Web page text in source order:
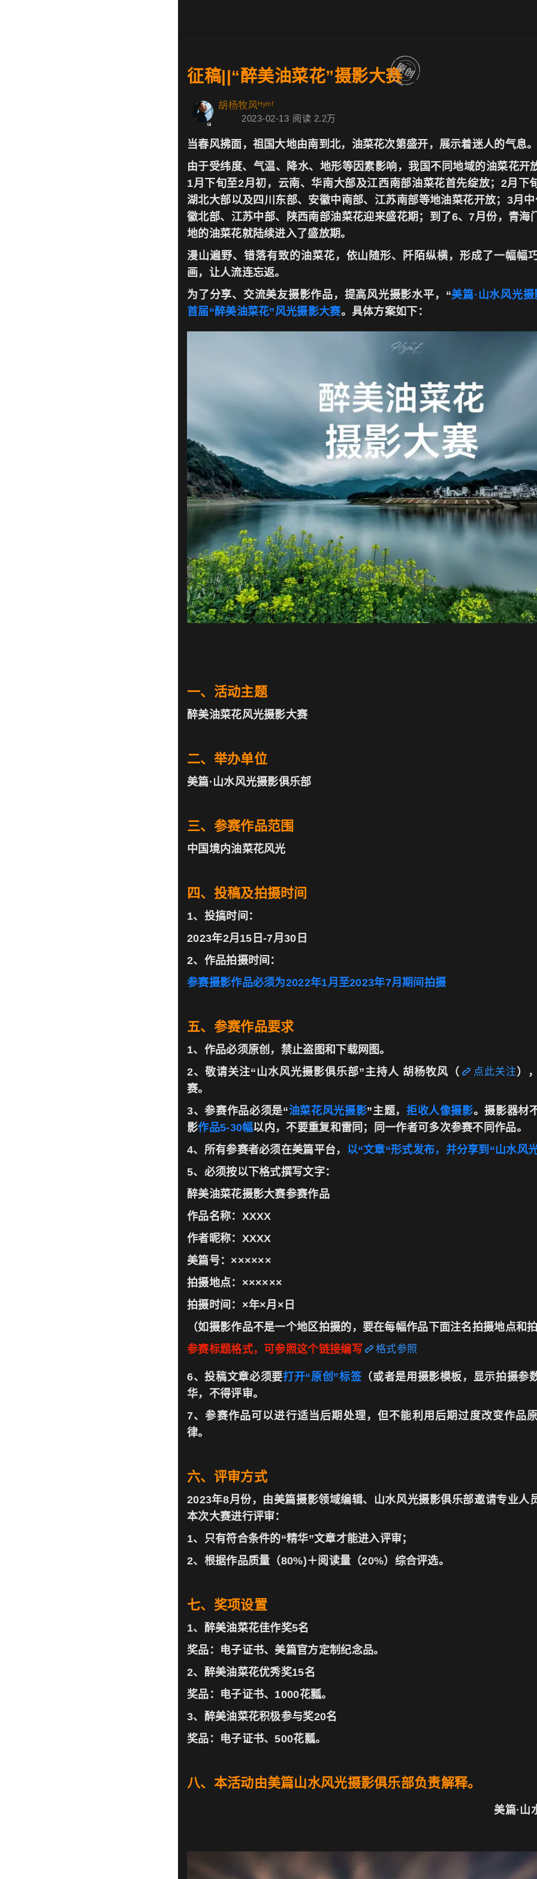
征稿||“醉美油菜花”摄影大赛
胡杨牧风ᴴʸᵐᶠ
2023-02-13 阅读 2.2万
当春风拂面，祖国大地由南到北，油菜花次第盛开，展示着迷人的气息。
由于受纬度、气温、降水、地形等因素影响，我国不同地域的油菜花开
1月下旬至2月初，云南、华南大部及江西南部油菜花首先绽放；2月下
湖北大部以及四川东部、安徽中南部、江苏南部等地油菜花开放；3月
徽北部、江苏中部、陕西南部油菜花迎来盛花期；到了6、7月份，青海
地的油菜花就陆续进入了盛放期。
漫山遍野、错落有致的油菜花，依山随形、阡陌纵横，形成了一幅幅
画，让人流连忘返。
为了分享、交流美友摄影作品，提高风光摄影水平，“美篇·山水风光
首届“醉美油菜花”风光摄影大赛。具体方案如下：
一、活动主题
醉美油菜花风光摄影大赛
二、举办单位
美篇·山水风光摄影俱乐部
三、参赛作品范围
中国境内油菜花风光
四、投稿及拍摄时间
1、投搞时间：
2023年2月15日-7月30日
2、作品拍摄时间：
参赛摄影作品必须为2022年1月至2023年7月期间拍摄
五、参赛作品要求
1、作品必须原创，禁止盗图和下载网图。
2、敬请关注“山水风光摄影俱乐部”主持人 胡杨牧风（
点此关注）
赛。
3、参赛作品必须是“油菜花风光摄影”主题， 拒收人像摄影。摄影器材
影作品5-30幅以内，不要重复和雷同；同一作者可多次参赛不同作品。
4、所有参赛者必须在美篇平台， 以“文章“形式发布，并分享到“山水风
5、必须按以下格式撰写文字：
醉美油菜花摄影大赛参赛作品
作品名称：XXXX
作者昵称：XXXX
美篇号：××××××
拍摄地点：××××××
拍摄时间：×年×月×日
（如摄影作品不是一个地区拍摄的，要在每幅作品下面注名拍摄地点和拍
参赛标题格式，可参照这个链接编写
格式参照
6、投稿文章必须要打开“原创”标签（或者是用摄影模板，显示拍摄参
华，不得评审。
7、参赛作品可以进行适当后期处理，但不能利用后期过度改变作品
律。
六、评审方式
2023年8月份，由美篇摄影领域编辑、山水风光摄影俱乐部邀请专业人
本次大赛进行评审：
1、只有符合条件的“精华”文章才能进入评审；
2、根据作品质量（80%)＋阅读量（20%）综合评选。
七、奖项设置
1、醉美油菜花佳作奖5名
奖品：电子证书、美篇官方定制纪念品。
2、醉美油菜花优秀奖15名
奖品：电子证书、1000花瓢。
3、醉美油菜花积极参与奖20名
奖品：电子证书、500花瓢。
八、本活动由美篇山水风光摄影俱乐部负责解释。
美篇·山